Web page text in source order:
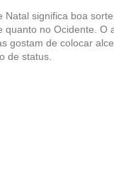
Natal significa boa
quanto no Ocidente. O
gostam de colocar
de status.